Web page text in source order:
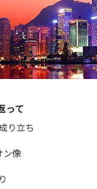
って
り立ち
ン像